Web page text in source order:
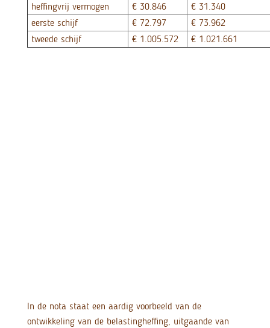
heffingvrij vermogen
€ 30.846
€ 31.340
eerste schijf
€ 72.797
€ 73.962
tweede schijf
€ 1.005.572 € 1.021.661
In de nota staat een aardig voorbeeld van de
ontwikkeling van de belastingheffing, uitgaande van